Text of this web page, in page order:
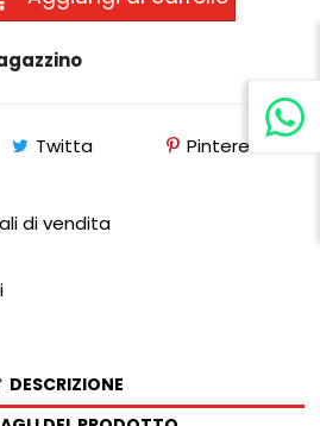
Twitta Pinterest
di vendita
DESCRIZIONE